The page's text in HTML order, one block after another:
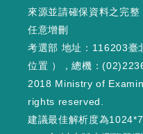
來源並請確保資料之完
任意增刪
考選部 地址：116203臺
位置 ），總機：
2018 Ministry of
rights reserved.
建議最佳解析度為